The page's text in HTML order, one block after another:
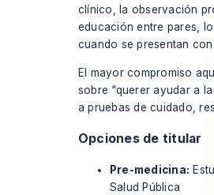
clínico, la observación
educación entre pares,
cuando se presentan
El mayor compromiso
sobre “querer ayudar a
a pruebas de cuidado,
Opciones de titular
Pre-medicina:
Salud Pública